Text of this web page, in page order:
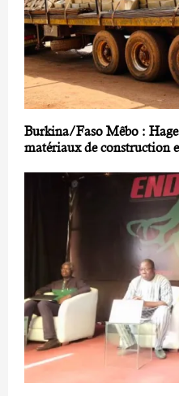
Burkina/Faso Mêbo :
matériaux de construction